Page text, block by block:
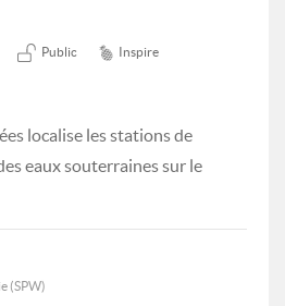
Public Inspire
localise les stations de
eaux souterraines sur le
(SPW)